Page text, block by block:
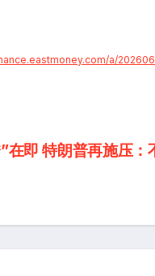
a/
在即 特朗普再施压：